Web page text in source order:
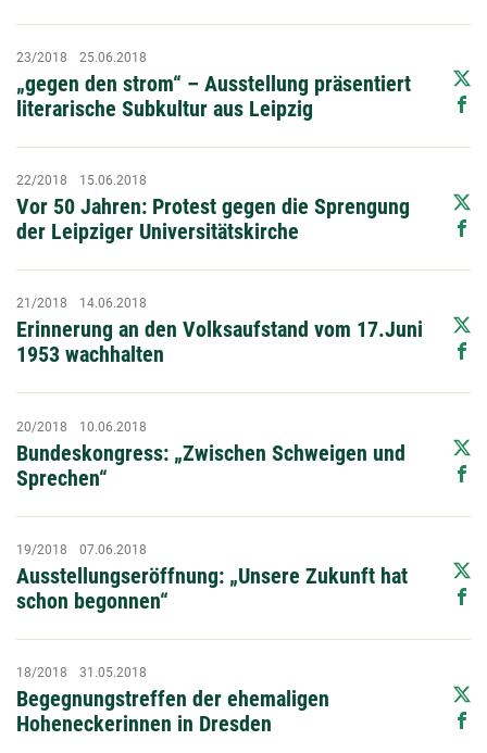
„gegen den strom“ – Ausstellung präsentiert
literarische Subkultur aus Leipzig
23/2018 25.06.2018
Vor 50 Jahren: Protest gegen die Sprengung
der Leipziger Universitätskirche
22/2018 15.06.2018
Erinnerung an den Volksaufstand vom 17.Juni
1953 wachhalten
21/2018 14.06.2018
Bundeskongress: „Zwischen Schweigen und
Sprechen“
20/2018 10.06.2018
Ausstellungseröffnung: „Unsere Zukunft hat
schon begonnen“
19/2018 07.06.2018
Begegnungstreffen der ehemaligen
Hoheneckerinnen in Dresden
18/2018 31.05.2018